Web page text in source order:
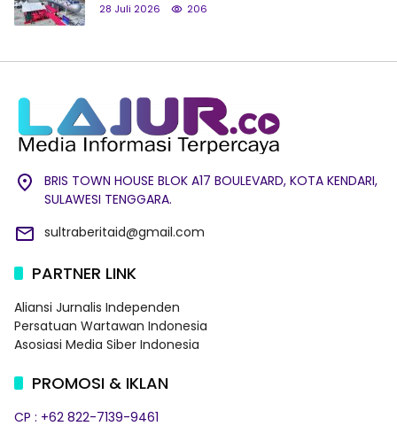
28 Juli 2026 206
BRIS TOWN HOUSE BLOK A17 BOULEVARD, KOTA KENDARI,
SULAWESI TENGGARA.
sultraberitaid@gmail.com
PARTNER LINK
Aliansi Jurnalis Independen
Persatuan Wartawan Indonesia
Asosiasi Media Siber Indonesia
PROMOSI & IKLAN
CP : +62 822-7139-9461